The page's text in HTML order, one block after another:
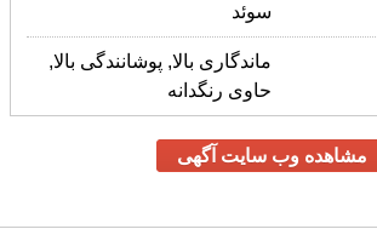
سوئد
ماندگاری بالا, پوشانندگی بالا,
حاوی رنگدانه
مشاهده وب سایت آگهی